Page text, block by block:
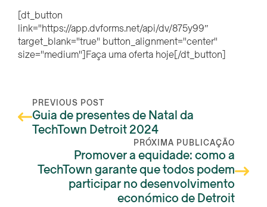
[dt_button
link="https://app.dvforms.net/api/dv/875y99″
target_blank="true" button_alignment="center"
size="medium"]Faça uma oferta hoje[/dt_button]
PREVIOUS POST
Guia de presentes de Natal da
TechTown Detroit 2024
PRÓXIMA PUBLICAÇÃO
Promover a equidade: como a
TechTown garante que todos podem
participar no desenvolvimento
económico de Detroit